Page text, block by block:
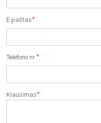
E.paštas*
Telefono nr.*
Klausimas*